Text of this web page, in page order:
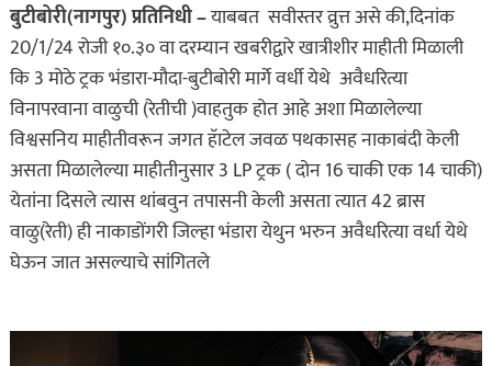
बुटीबोरी(नागपुर) प्रतिनिधी –याबबत सवीस्तर व्रुत्त असे की,दिनांक
20/1/24 रोजी १०.३० वा दरम्यान खबरीद्वारे खात्रीशीर माहीती मिळाली
कि 3 मोठे ट्रक भंडारा-मौदा-बुटीबोरी मार्गे वर्धी येथे अवैधरित्या
विनापरवाना वाळुची (रेतीची )वाहतुक होत आहे अशा मिळालेल्या
विश्वसनिय माहीतीवरून जगत हॅाटेल जवळ पथकासह नाकाबंदी केली
असता मिळालेल्या माहीतीनुसार 3 LP ट्रक ( दोन 16 चाकी एक 14 चाकी)
येतांना दिसले त्यास थांबवुन तपासनी केली असता त्यात 42 ब्रास
वाळु(रेती) ही नाकाडोंगरी जिल्हा भंडारा येथुन भरुन अवैधरित्या वर्धा येथे
घेऊन जात असल्याचे सांगितले